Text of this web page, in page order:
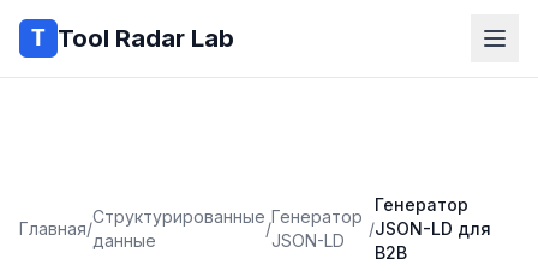
Tool Radar Lab
Главная/
Структурированные
данные
/
Генератор
JSON-LD
/
Генератор
JSON-LD для
B2B